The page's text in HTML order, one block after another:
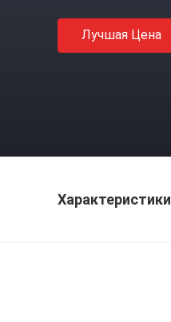
Лучшая Цена
Характеристики